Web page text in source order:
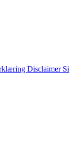
Disclaimer Si